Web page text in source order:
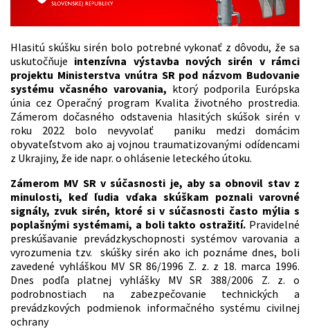
Hlasitú skúšku sirén bolo potrebné vykonať z dôvodu, že sa
uskutočňuje intenzívna výstavba nových sirén v rámci
projektu Ministerstva vnútra SR pod názvom Budovanie
systému včasného varovania, ktorý podporila Európska
únia cez Operačný program Kvalita životného prostredia.
Zámerom dočasného odstavenia hlasitých skúšok sirén v
roku 2022 bolo nevyvolať paniku medzi domácim
obyvateľstvom ako aj vojnou traumatizovanými odídencami
z Ukrajiny, že ide napr. o ohlásenie leteckého útoku.
Zámerom MV SR v súčasnosti je, aby sa obnovil stav z
minulosti, keď ľudia vďaka skúškam poznali varovné
signály, zvuk sirén, ktoré si v súčasnosti často mýlia s
poplašnými systémami, a boli takto ostražití. Pravidelné
preskúšavanie prevádzkyschopnosti systémov varovania a
vyrozumenia tzv. skúšky sirén ako ich poznáme dnes, boli
zavedené vyhláškou MV SR 86/1996 Z. z. z 18. marca 1996.
Dnes podľa platnej vyhlášky MV SR 388/2006 Z. z. o
podrobnostiach na zabezpečovanie technických a
prevádzkových podmienok informačného systému civilnej
ochrany